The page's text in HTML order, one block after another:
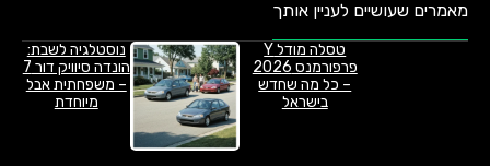
מאמרים שעושיים לעניין אותך
טסלה מודל Y
פרפורמנס 2026
– כל מה שחדש
בישראל
נוסטלגיה לשבת:
הונדה סיוויק דור 7
– משפחתית אבל
מיוחדת